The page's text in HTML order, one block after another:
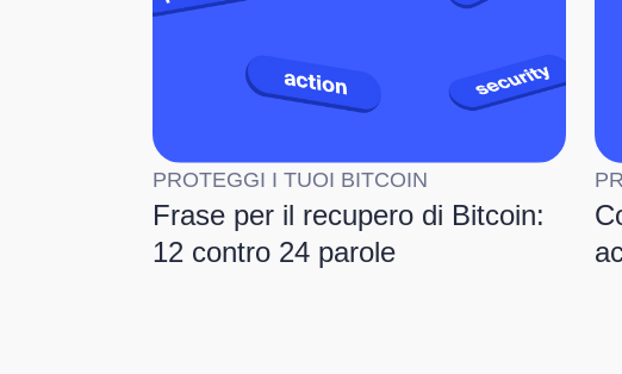
PROTEGGI I TUOI BITCOIN
Frase per il recupero di Bitcoin:
12 contro 24 parole